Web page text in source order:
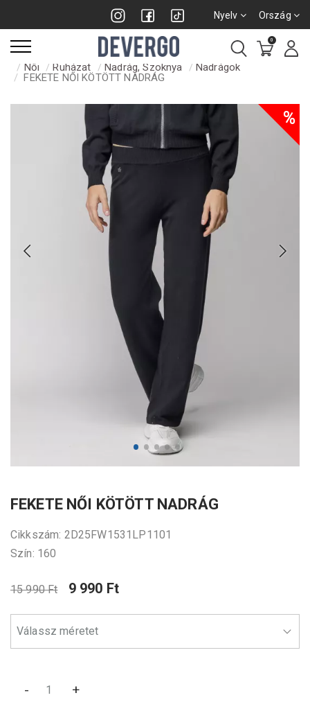
Nyelv Ország
0
Női Ruházat Nadrág, Szoknya
Nadrágok
FEKETE NŐI KÖTÖTT NADRÁG
%
FEKETE NŐI KÖTÖTT NADRÁG
Cikkszám: 2D25FW1531LP1101
Szín: 160
15 990 Ft 9 990 Ft
- +